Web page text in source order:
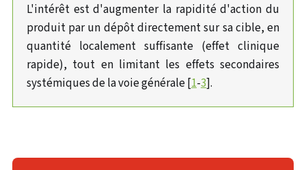
L'intérêt est d'augmenter la rapidité d'action du
produit par un dépôt directement sur sa cible, en
quantité localement suffisante (effet clinique
rapide), tout en limitant les effets secondaires
systémiques de la voie générale [1-3].